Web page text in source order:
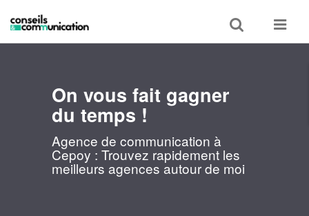
Toggle
search
Toggle
On vous fait gagner
du temps !
Agence de communication à
Cepoy : Trouvez rapidement les
meilleurs agences autour de moi